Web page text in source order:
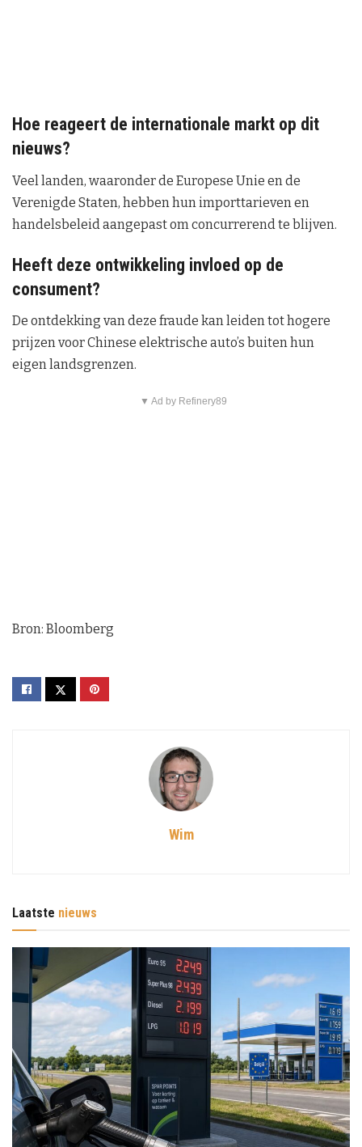
Hoe reageert de internationale markt op dit
nieuws?
Veel landen, waaronder de Europese Unie en de
Verenigde Staten, hebben hun importtarieven en
handelsbeleid aangepast om concurrerend te blijven.
Heeft deze ontwikkeling invloed op de
consument?
De ontdekking van deze fraude kan leiden tot hogere
prijzen voor Chinese elektrische auto’s buiten hun
eigen landsgrenzen.
▼ Ad by Refinery89
Bron: Bloomberg
Wim
Laatste nieuws